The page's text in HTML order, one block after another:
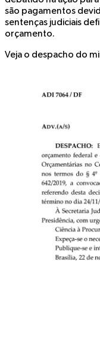
são pagamentos
sentenças judiciais
orçamento.
Veja o despacho do